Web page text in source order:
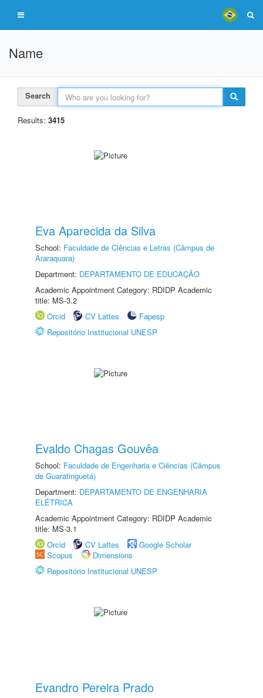
Name
Search
Results: 3415
Eva Aparecida da Silva
School: Faculdade de Ciências e Letras (Câmpus de
Araraquara)
Department: DEPARTAMENTO DE EDUCAÇÃO
Academic Appointment Category: RDIDP Academic
title: MS-3.2
Orcid
CV Lattes
Fapesp
Repositório Institucional UNESP
Evaldo Chagas Gouvêa
School: Faculdade de Engenharia e Ciências (Câmpus
de Guaratinguetá)
Department: DEPARTAMENTO DE ENGENHARIA
ELÉTRICA
Academic Appointment Category: RDIDP Academic
title: MS-3.1
Orcid
CV Lattes
Google Scholar
Scopus
Dimensions
Repositório Institucional UNESP
Evandro Pereira Prado